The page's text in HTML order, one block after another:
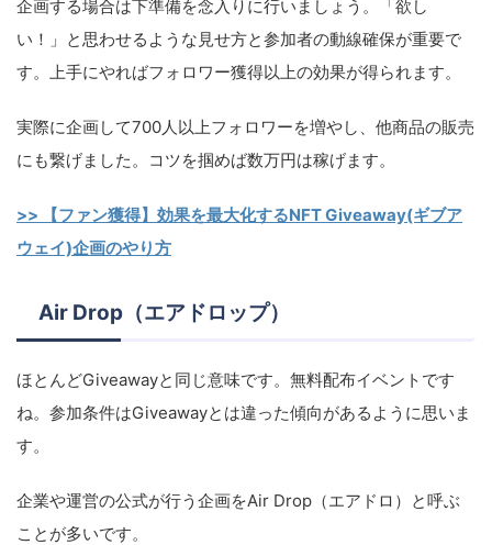
企画する場合は下準備を念入りに行いましょう。「欲し
い！」と思わせるような見せ方と参加者の動線確保が重要で
す。上手にやればフォロワー獲得以上の効果が得られます。
実際に企画して700人以上フォロワーを増やし、他商品の販売
にも繋げました。コツを掴めば数万円は稼げます。
>> 【ファン獲得】効果を最大化するNFT Giveaway(ギブア
ウェイ)企画のやり方
Air Drop（エアドロップ）
ほとんどGiveawayと同じ意味です。無料配布イベントです
ね。参加条件はGiveawayとは違った傾向があるように思いま
す。
企業や運営の公式が行う企画をAir Drop（エアドロ）と呼ぶ
ことが多いです。